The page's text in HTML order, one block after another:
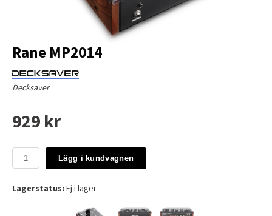
Rane MP2014
Decksaver
929 kr
Lägg i kundvagnen
Lagerstatus: Ej i lager